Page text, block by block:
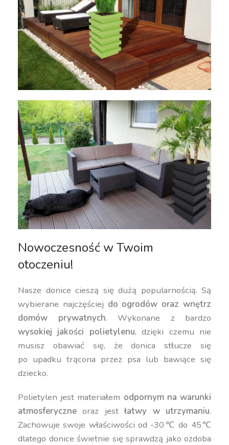
Nowoczesność w Twoim
otoczeniu!
Nasze donice cieszą się dużą popularnością. Są
wybierane najczęściej do ogrodów oraz wnętrz
domów prywatnych. Wykonane z bardzo
wysokiej jakości polietylenu, dzięki czemu nie
musisz obawiać się, że donica stłucze się
po upadku trącona przez psa lub bawiące się
dziecko.
Polietylen jest materiałem odpornym na warunki
atmosferyczne oraz jestłatwy w utrzymaniu.
Zachowuje swoje właściwości od -30℃ do 45℃
dlatego donice świetnie się sprawdzą jako ozdoba